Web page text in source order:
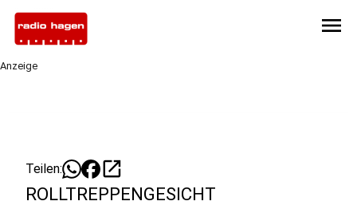
menu
Anzeige
Teilen: open_in_new
ROLLTREPPENGESICHT